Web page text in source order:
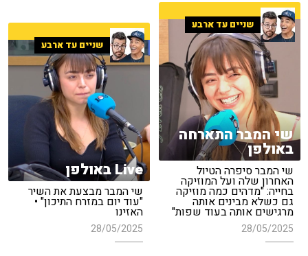
שניים עד ארבע
שי המבר התארחה
באולפן
שי המבר סיפרה הטיול
האחרון שלה ועל המוזיקה
בחייה: "מדהים כמה מוזיקה
גם כשלא מבינים אותה
מרגישים אותה בעוד שפות"
28/05/2025
שניים עד ארבע
Live באולפן
שי המבר מבצעת את השיר
"עוד יום במזרח התיכון" •
האזינו
28/05/2025